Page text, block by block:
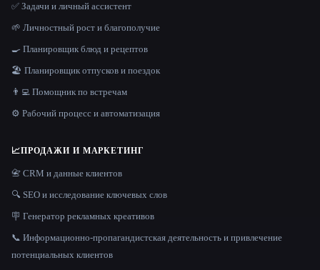
✅ Задачи и личный ассистент
🌱 Личностный рост и благополучие
🍳 Планировщик блюд и рецептов
🏖 Планировщик отпусков и поездок
👨‍💻 Помощник по встречам
⚙️ Рабочий процесс и автоматизация
📈ПРОДАЖИ И МАРКЕТИНГ
📇 CRM и данные клиентов
🔍 SEO и исследование ключевых слов
🪧 Генератор рекламных креативов
📞 Информационно-пропагандистская деятельность и привлечение
потенциальных клиентов